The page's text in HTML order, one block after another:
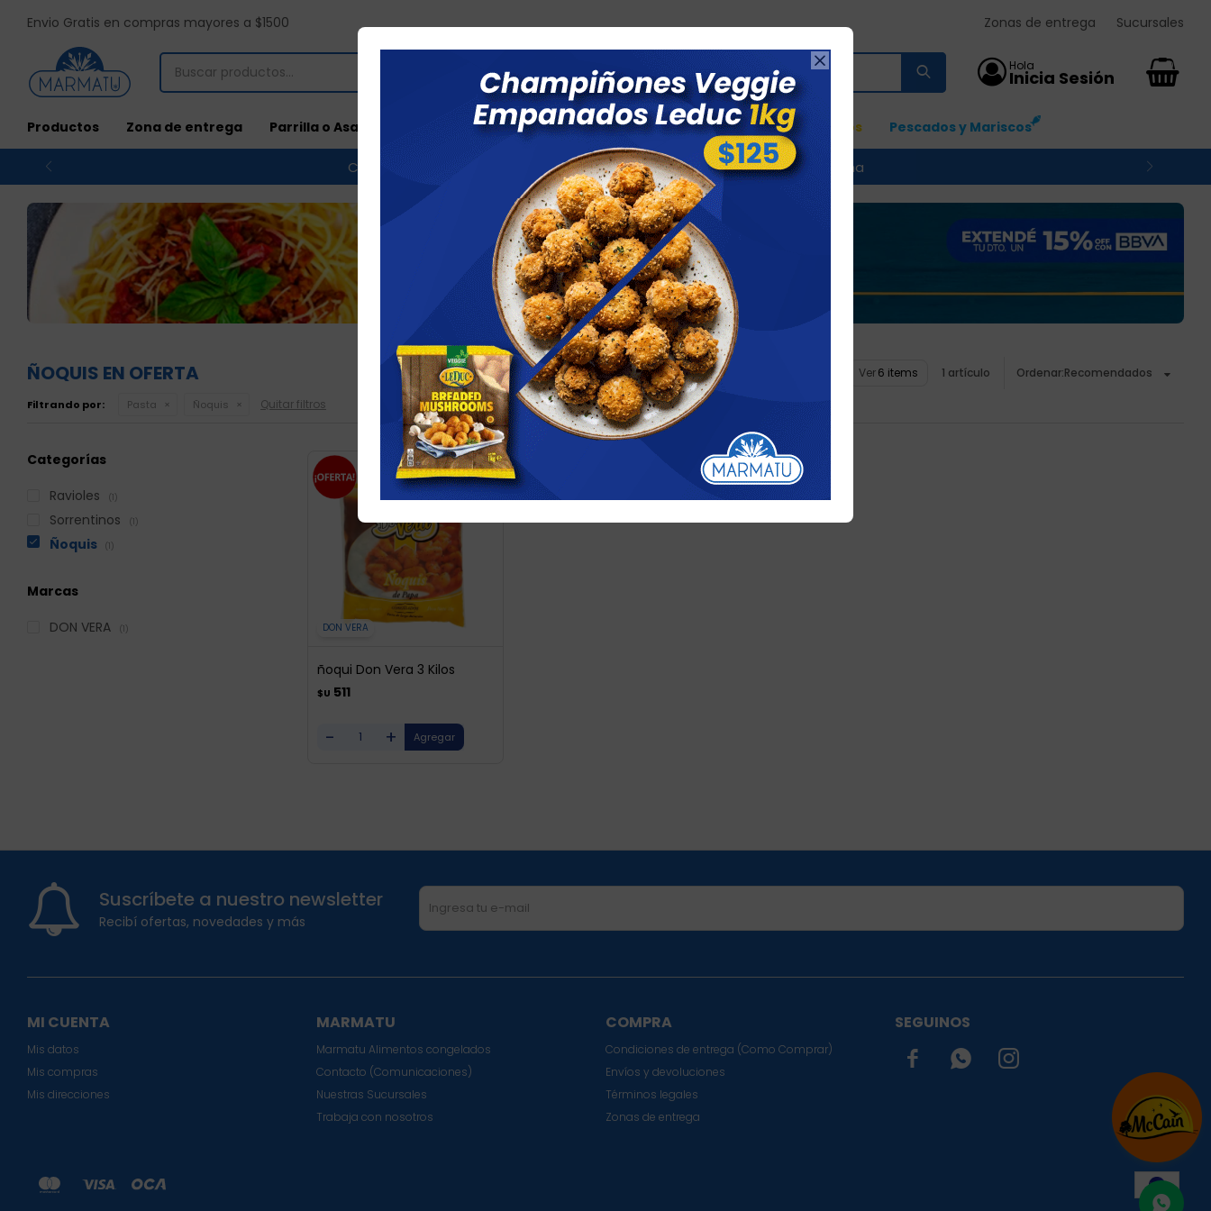

Compras menores a $ 1500 costo de envío $60 *Puede Variar según su zona
Productos Zona de entrega Parrilla o Asado Blog Ofertas Promociones Nuevos Ingresos Pescados y Mariscos
0
Envio Gratis en compras mayores a $1500 Zonas de entrega Sucursales
ÑOQUIS EN OFERTA Ver 1 artículo Recomendados
Filtrando por: Pasta Ñoquis Quitar filtros
DON VERA
ñoqui Don Vera 3 Kilos
$U 511
- +
Categorías
Ravioles
(1)
Sorrentinos (1)
Ñoquis (1)
Marcas
DON VERA
(1)
Suscríbete a nuestro newsletter
Recibí ofertas, novedades y más
MI CUENTA
Mis datos
Mis compras
Mis direcciones
MARMATU
Marmatu Alimentos congelados
Contacto (Comunicaciones)
Nuestras Sucursales
Trabaja con nosotros
COMPRA
Condiciones de entrega (Como Comprar)
Envíos y devoluciones
Términos legales
Zonas de entrega
SEGUINOS

 